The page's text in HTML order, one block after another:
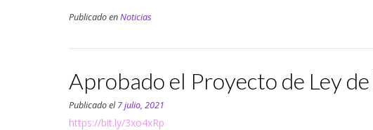
Publicado enNoticias
Aprobado el Proyecto de Ley
Publicado el7 julio, 2021
https://bit.ly/3xo4xRp